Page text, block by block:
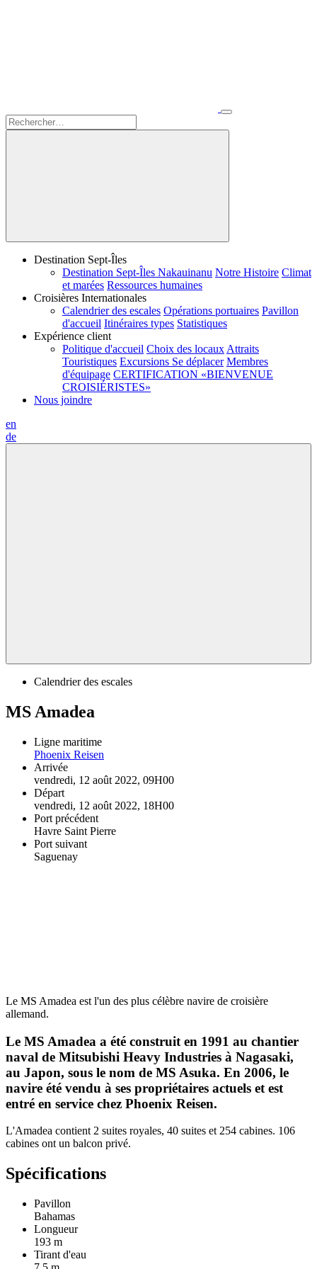
Destination Sept-Îles
Destination Sept-Îles Nakauinanu Notre Histoire Climat
et marées Ressources humaines
Croisières Internationales
Calendrier des escales Opérations portuaires Pavillon
d'accueil Itinéraires types Statistiques
Expérience client
Politique d'accueil Choix des locaux Attraits
Touristiques Excursions Se déplacer Membres
d'équipage CERTIFICATION «BIENVENUE
CROISIÉRISTES»
Nous joindre
en
de
Calendrier des escales
MS Amadea
Ligne maritime
Phoenix Reisen
Arrivée
vendredi, 12 août 2022, 09H00
Départ
vendredi, 12 août 2022, 18H00
Port précédent
Havre Saint Pierre
Port suivant
Saguenay
Le MS Amadea est l'un des plus célèbre navire de croisière
allemand.
Le MS Amadea a été construit en 1991 au chantier
naval de Mitsubishi Heavy Industries à Nagasaki,
au Japon, sous le nom de MS Asuka. En 2006, le
navire été vendu à ses propriétaires actuels et est
entré en service chez Phoenix Reisen.
L'Amadea contient 2 suites royales, 40 suites et 254 cabines. 106
cabines ont un balcon privé.
Spécifications
Pavillon
Bahamas
Longueur
193 m
Tirant d'eau